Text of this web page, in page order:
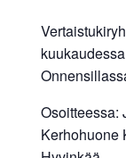
Osoitteessa:
Kerhohuone